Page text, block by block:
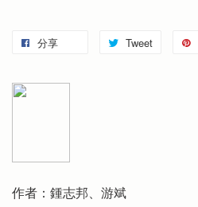
分享 Tweet
作者：鍾志邦、游斌